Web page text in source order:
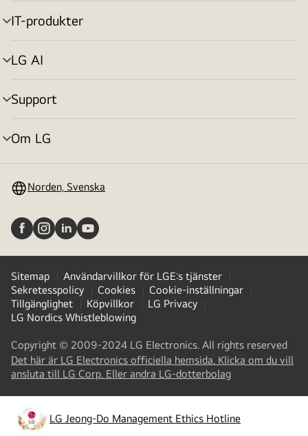
IT-produkter
menyväxling
LG AI
menyväxling
Support
menyväxling
Om LG
menyväxling
Norden, Svenska
Sitemap
Användarvillkor för LGE:s tjänster
Sekretesspolicy
Cookies
Cookie-inställningar
Tillgänglighet
Köpvillkor
LG Privacy
LG Nordics Whistleblowing
Copyright © 2009-2024 LG Electronics. All rights reserved
Det här är LG Electronics officiella hemsida. Klicka om du vill
ansluta till LG Corp. Eller andra LG-dotterbolag(
a
new
tab
LG Jeong-Do Management Ethics Hotline
opens